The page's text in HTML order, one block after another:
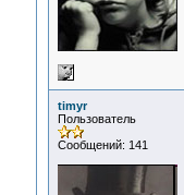
timyr
Пользователь
Сообщений: 141